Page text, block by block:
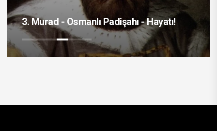
3. Murad - Osmanlı Padişahı - Hayatı!